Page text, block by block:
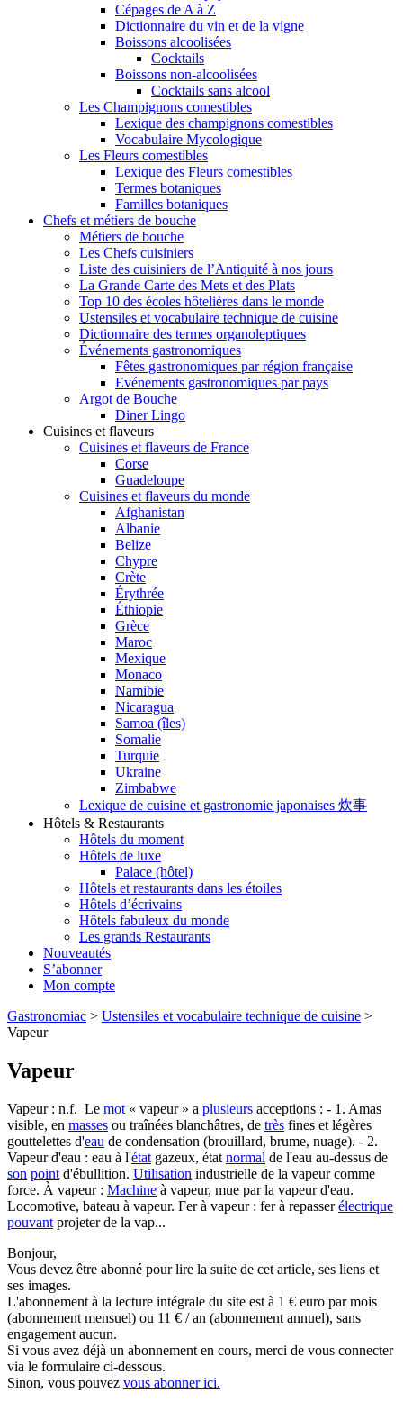
Cépages de A à Z
Dictionnaire du vin et de la vigne
Boissons alcoolisées
Cocktails
Boissons non-alcoolisées
Cocktails sans alcool
Les Champignons comestibles
Lexique des champignons comestibles
Vocabulaire Mycologique
Les Fleurs comestibles
Lexique des Fleurs comestibles
Termes botaniques
Familles botaniques
Chefs et métiers de bouche
Métiers de bouche
Les Chefs cuisiniers
Liste des cuisiniers de l’Antiquité à nos jours
La Grande Carte des Mets et des Plats
Top 10 des écoles hôtelières dans le monde
Ustensiles et vocabulaire technique de cuisine
Dictionnaire des termes organoleptiques
Événements gastronomiques
Fêtes gastronomiques par région française
Evénements gastronomiques par pays
Argot de Bouche
Diner Lingo
Cuisines et flaveurs
Cuisines et flaveurs de France
Corse
Guadeloupe
Cuisines et flaveurs du monde
Afghanistan
Albanie
Belize
Chypre
Crète
Érythrée
Éthiopie
Grèce
Maroc
Mexique
Monaco
Namibie
Nicaragua
Samoa (îles)
Somalie
Turquie
Ukraine
Zimbabwe
Lexique de cuisine et gastronomie japonaises 炊事
Hôtels & Restaurants
Hôtels du moment
Hôtels de luxe
Palace (hôtel)
Hôtels et restaurants dans les étoiles
Hôtels d’écrivains
Hôtels fabuleux du monde
Les grands Restaurants
Nouveautés
S’abonner
Mon compte
Gastronomiac > Ustensiles et vocabulaire technique de cuisine >
Vapeur
Vapeur
Vapeur : n.f. Le mot « vapeur » a plusieurs acceptions : - 1. Amas
visible, en masses ou traînées blanchâtres, de très fines et légères
gouttelettes d'eau de condensation (brouillard, brume, nuage). - 2.
Vapeur d'eau : eau à l'état gazeux, état normal de l'eau au-dessus de
son point d'ébullition. Utilisation industrielle de la vapeur comme
force. À vapeur : Machine à vapeur, mue par la vapeur d'eau.
Locomotive, bateau à vapeur. Fer à vapeur : fer à repasserélectrique
pouvant projeter de la vap...
Bonjour,
Vous devez être abonné pour lire la suite de cet article, ses liens et
ses images.
L'abonnement à la lecture intégrale du site est à 1 € euro par mois
(abonnement mensuel) ou 11 € / an (abonnement annuel), sans
engagement aucun.
Si vous avez déjà un abonnement en cours, merci de vous connecter
via le formulaire ci-dessous.
Sinon, vous pouvez vous abonner ici.